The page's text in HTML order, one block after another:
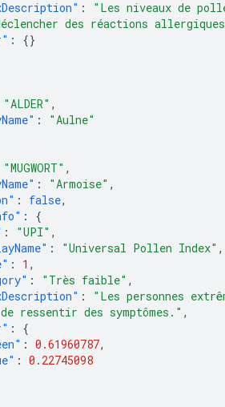
:
"Les niveaux de
des réactions
:
{}
"ALDER" ,
:
"Aulne"
"MUGWORT" ,
: "Armoise" ,
: false,
:
{
: "UPI" ,
: "Universal Pollen Index" ,
: 1 ,
: "Très faible" ,
:
"Les personnes
ressentir des symptômes." ,
:
{
: 0.61960787,
: 0.22745098